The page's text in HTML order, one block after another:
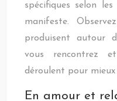
spécifiques selon
manifeste.
produisent autour
vous rencontrez
déroulent pour mieux
En amour et